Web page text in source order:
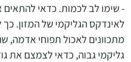
- שימו לב לכמות. כדאי להתאים
לאינדקס הגליקמי של המזון.
מתכוונים לאכול תפוחי אדמה,
גליקמי גבוה, כדאי לצמצם את